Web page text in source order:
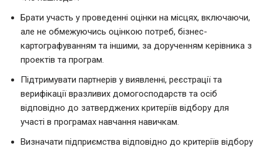
Брати участь у проведенні оцінки на місцях, включаючи,
але не обмежуючись оцінкою потреб, бізнес-
картографуванням та іншими, за дорученням керівника з
проектів та програм.
Підтримувати партнерів у виявленні, реєстрації та
верифікації вразливих домогосподарств та осіб
відповідно до затверджених критеріїв відбору для
участі в програмах навчання навичкам.
Визначати підприємства відповідно до критеріїв відбору